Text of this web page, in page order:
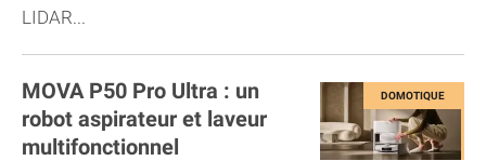
LIDAR...
MOVA P50 Pro Ultra : un
robot aspirateur et laveur
multifonctionnel